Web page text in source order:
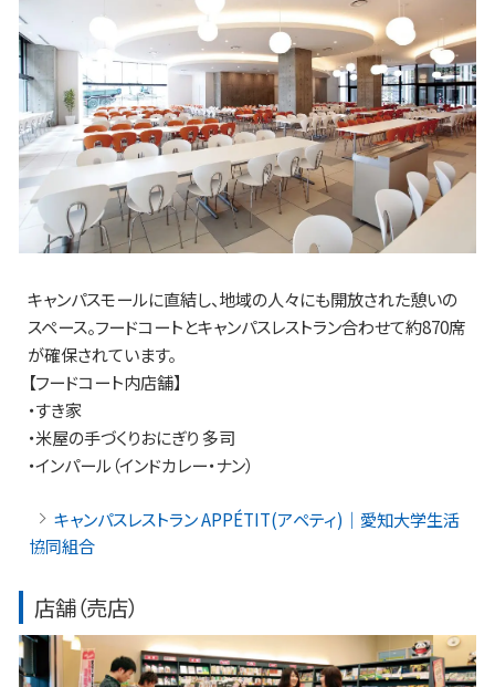
キャンパスモールに直結し、地域の人々にも開放された憩いの
スペース。フードコートとキャンパスレストラン合わせて約870席
が確保されています。
【フードコート内店舗】
・すき家
・米屋の手づくりおにぎり 多司
・インパール（インドカレー・ナン）
キャンパスレストラン APPÉTIT(アペティ)｜愛知大学生活
協同組合
店舗（売店）